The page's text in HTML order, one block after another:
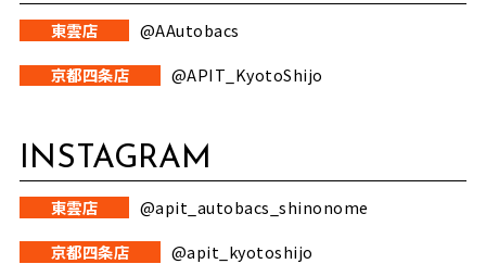
東雲店
@AAutobacs
京都四条店
@APIT_KyotoShijo
INSTAGRAM
東雲店
@apit_autobacs_shinonome
京都四条店
@apit_kyotoshijo